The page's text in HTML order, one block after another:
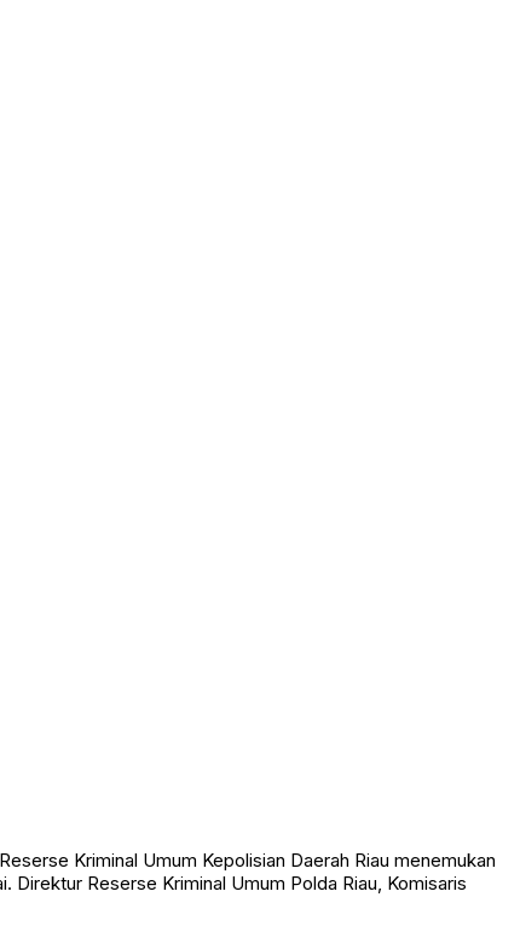
Kriminal Umum Kepolisian Daerah Riau menemukan
Reserse Kriminal Umum Polda Riau, Komisaris